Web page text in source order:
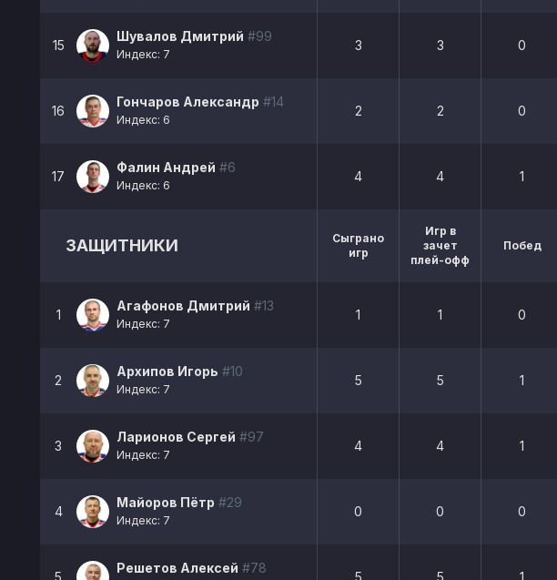
15
Шувалов Дмитрий #99
Индекс: 7
3 3 0
16
Гончаров Александр #14
Индекс: 6
2 2 0
17
Фалин Андрей #6
Индекс: 6
4 4 1
ЗАЩИТНИКИ
Сыграно
игр
Игр в
зачет
плей-офф
Побед
1
Агафонов Дмитрий #13
Индекс: 7
1 1 0
2
Архипов Игорь #10
Индекс: 7
5 5 1
3
Ларионов Сергей #97
Индекс: 7
4 4 1
4
Майоров Пётр #29
Индекс: 7
0 0 0
5
Решетов Алексей #78
5 5 1